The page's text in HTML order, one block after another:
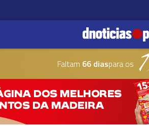
Faltam 66 diaspara os